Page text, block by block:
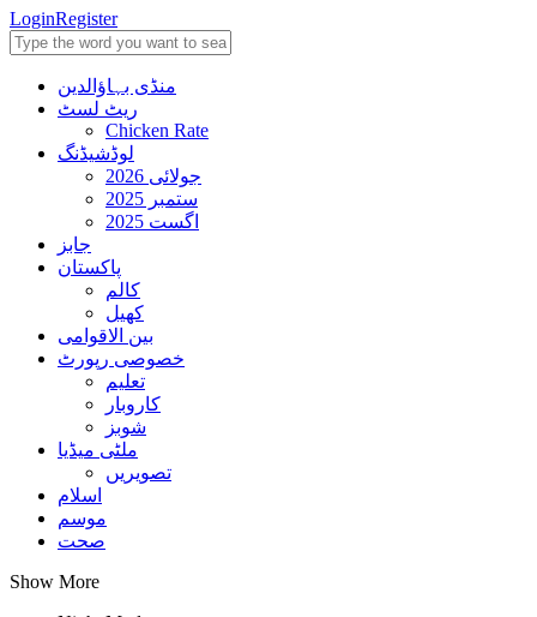
LoginRegister
منڈی بہاؤالدین
ریٹ لسٹ
Chicken Rate
لوڈشیڈنگ
جولائی 2026
ستمبر 2025
اگست 2025
جابز
پاکستان
کالم
کھیل
بین الاقوامی
خصوصی رپورٹ
تعلیم
کاروبار
شوبز
ملٹی میڈیا
تصویریں
اسلام
موسم
صحت
Show More